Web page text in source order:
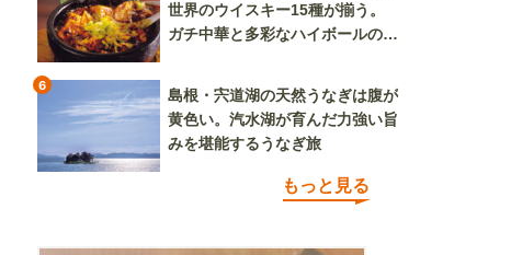
世界のウイスキー15種が揃う。
ガチ中華と多彩なハイボールの組
6
島根・宍道湖の天然うなぎは腹が
黄色い。汽水湖が育んだ力強い旨
みを堪能するうなぎ旅
もっと見る